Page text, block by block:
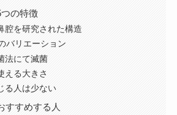
の特徴
腔を研究された構造
バリエーション
法にて滅菌
える大きさ
る人は少ない
すすめする人